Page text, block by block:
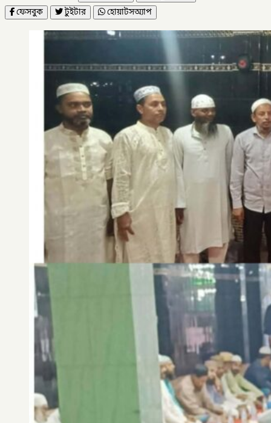
ফেসবুক
টুইটার হোয়াটসঅ্যাপ